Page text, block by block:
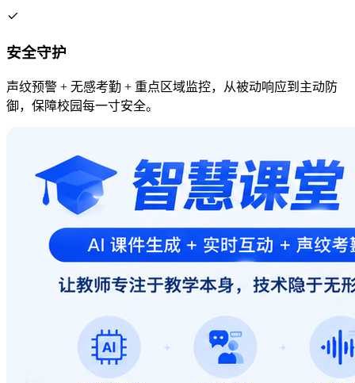
安全守护
声纹预警 + 无感考勤 + 重点区域监控，从被动响应到主动防
御，保障校园每一寸安全。